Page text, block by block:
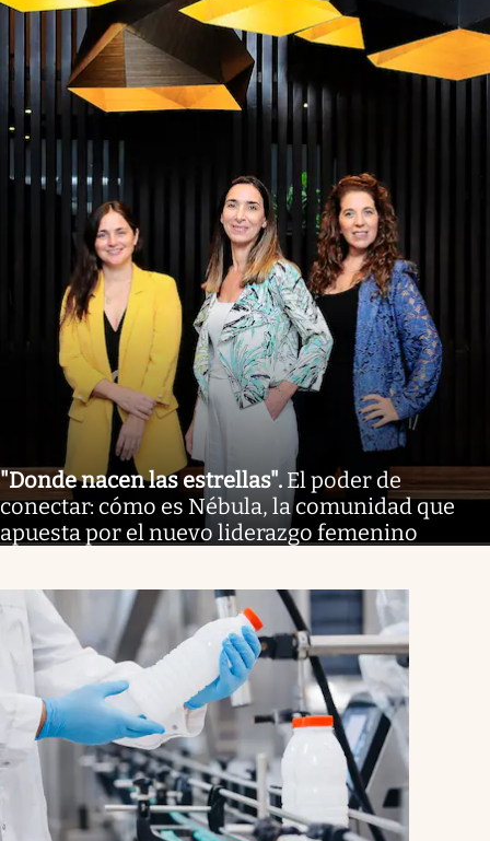
"Donde nacen las estrellas". El poder de
conectar: cómo es Nébula, la comunidad que
apuesta por el nuevo liderazgo femenino